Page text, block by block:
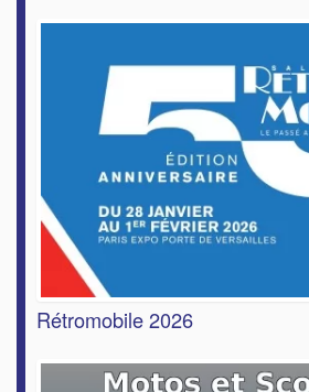
Rétromobile 2026